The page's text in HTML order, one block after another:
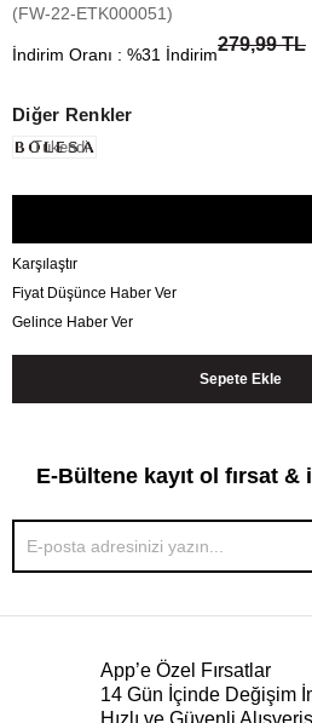
(FW-22-ETK000051)
İndirim Oranı : %31 İndirim279,99 TL
Diğer Renkler
Tükendi
Karşılaştır
Fiyat Düşünce Haber Ver
Gelince Haber Ver
E-Bültene kayıt ol fırsat
App’e Özel Fırsatlar
14 Gün İçinde Değişim
Hızlı ve Güvenli Alışveriş